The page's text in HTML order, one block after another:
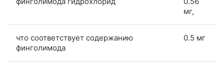
мг,
что соответствует содержанию
финголимода
0.5 мг